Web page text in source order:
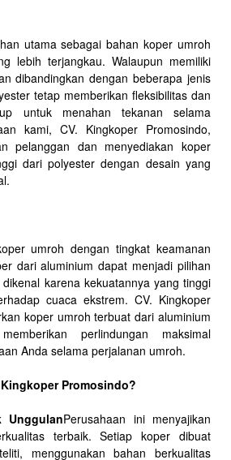
utama sebagai bahan koper umroh
lebih terjangkau. Walaupun memiliki
dibandingkan dengan beberapa jenis
tetap memberikan fleksibilitas dan
untuk menahan tekanan selama
kami, CV. Kingkoper Promosindo,
pelanggan dan menyediakan koper
dari polyester dengan desain yang
umroh dengan tingkat keamanan
dari aluminium dapat menjadi pilihan
karena kekuatannya yang tinggi
cuaca ekstrem. CV. Kingkoper
koper umroh terbuat dari aluminium
perlindungan maksimal
Anda selama perjalanan umroh.
Promosindo?
UnggulanPerusahaan ini menyajikan
terbaik. Setiap koper dibuat
menggunakan bahan berkualitas